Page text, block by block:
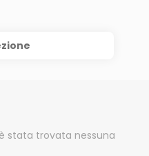
stata trovata nessuna